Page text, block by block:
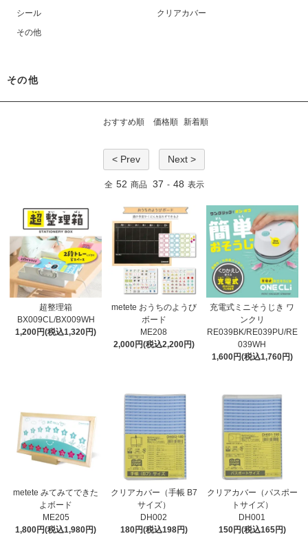
シール
クリアカバー
その他
その他
おすすめ順 価格順 新着順
< Prev Next >
全 52 商品 37 - 48 表示
超整理箱
BX009CL/BX009WH
1,200円(税込1,320円)
metete おうちのようび
ボード
ME208
2,000円(税込2,200円)
充電式ミニそうじき ワ
ンクリ
RE039BK/RE039PU/RE
039WH
1,600円(税込1,760円)
metete みてみてできた
よボード
ME205
1,800円(税込1,980円)
クリアカバー（手帳 B7
サイズ）
DH002
180円(税込198円)
クリアカバー（パスポー
トサイズ）
DH001
150円(税込165円)